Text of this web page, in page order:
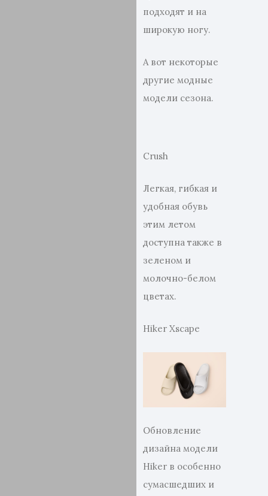
подходят и на
широкую ногу.
А вот некоторые
другие модные
модели сезона.
Crush
Легкая, гибкая и
удобная обувь
этим летом
доступна также в
зеленом и
молочно-белом
цветах.
Hiker Xscape
Обновление
дизайна модели
Hiker в особенно
сумасшедших и